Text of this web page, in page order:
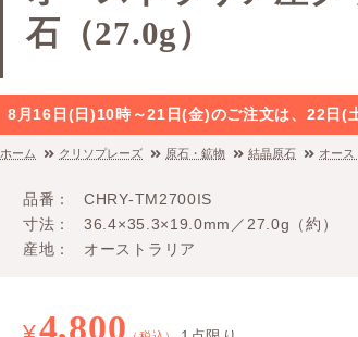
石（27.0g）
8月16日(日)10時～21日(金)のご注文は、22日(
ホーム クリソプレーズ 原石・鉱物 結晶原石 オース
品番
CHRY-TM2700IS
寸法
36.4×35.3×19.0mm／27.0g（約）
産地
オーストラリア
¥4,800